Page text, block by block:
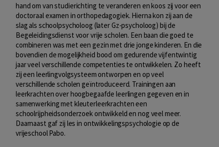
hand om van studierichting te veranderen en koos zij voor een
doctoraal examen in orthopedagogiek. Hierna kon zij aan de
slag als schoolpsycholoog (later Gz-psycholoog) bij de
Begeleidingsdienst voor vrije scholen. Een baan die goed te
combineren was met een gezin met drie jonge kinderen. En die
bovendien de mogelijkheid bood om gedurende vijfentwintig
jaar veel verschillende competenties te ontwikkelen. Zo heeft
zij een leerlingvolgsysteem ontworpen en op veel
verschillende scholen geïntroduceerd. Trainingen aan
leerkrachten over hoogbegaafde leerlingen gegeven en in
samenwerking met kleuterleerkrachten een
schoolrijpheidsonderzoek ontwikkeld en nog veel meer.
Daarnaast gaf zij les in ontwikkelingspsychologie op de
vrijeschool Pabo.